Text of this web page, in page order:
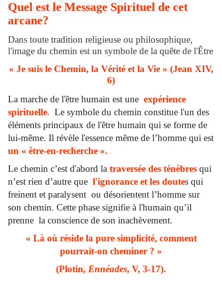
Quel est le Message Spirituel de cet
arcane?
Dans toute tradition religieuse ou philosophique,
l'image du chemin est un symbole de la quête de l'Être
« Je suis le Chemin, la Vérité et la Vie » (Jean XIV,
6)
La marche de l'être humain est une expérience
spirituelle. Le symbole du chemin constitue l'un des
éléments principaux de l'être humain qui se forme de
lui-même. Il révèle l'essence même de l’homme qui est
un « être-en-recherche ».
Le chemin c’est d'abord la traversée des ténèbres qui
n’est rien d’autre que l'ignorance et les doutes qui
freinent et paralysent ou désorientent l’homme sur
son chemin. Cette phase signifie à l'humain qu’il
prenne la conscience de son inachèvement.
« Là où réside la pure simplicité, comment
pourrait-on cheminer ? »
(Plotin, Ennéades, V, 3-17).